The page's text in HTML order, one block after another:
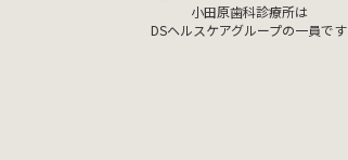
小田原歯科診療所は
DSヘルスケアグループの一員です